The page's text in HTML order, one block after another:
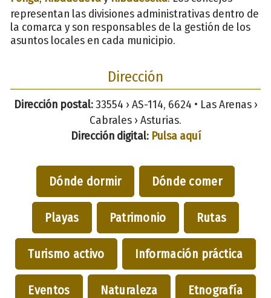
representan las divisiones administrativas dentro de
la comarca y son responsables de la gestión de los
asuntos locales en cada municipio.
Dirección
Dirección postal:33554 › AS-114, 6624 • Las Arenas ›
Cabrales › Asturias.
Dirección digital: Pulsa aquí
Dónde dormir Dónde comer
Playas Patrimonio Rutas
Turismo activo Información práctica
Eventos Naturaleza Etnografía